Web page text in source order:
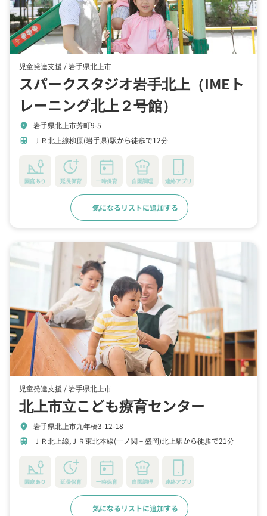
児童発達支援 /岩手県北上市
スパークスタジオ岩手北上（IMEト
レーニング北上２号館）
location_on 岩手県北上市芳町9-5
train ＪＲ北上線柳原(岩手県)駅から徒歩で12分
園庭あり 延長保育 一時保育 自園調理 連絡アプリ
気になるリストに追加する
児童発達支援 /岩手県北上市
北上市立こども療育センター
location_on 岩手県北上市九年橋3-12-18
train ＪＲ北上線,ＪＲ東北本線(一ノ関－盛岡)北上駅から徒歩で21分
園庭あり 延長保育 一時保育 自園調理 連絡アプリ
気になるリストに追加する